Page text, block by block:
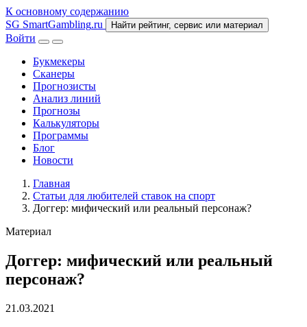
К основному содержанию
SG SmartGambling.ru Найти рейтинг, сервис или материал
Войти
Букмекеры
Сканеры
Прогнозисты
Анализ линий
Прогнозы
Калькуляторы
Программы
Блог
Новости
Главная
Статьи для любителей ставок на спорт
Доггер: мифический или реальный персонаж?
Материал
Доггер: мифический или реальный
персонаж?
21.03.2021